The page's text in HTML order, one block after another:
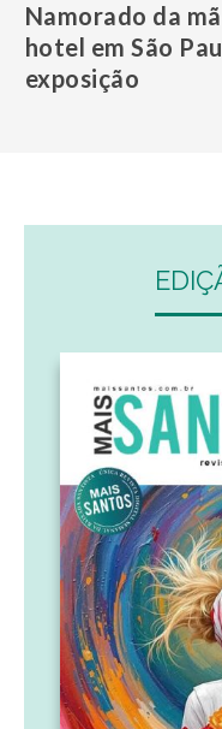
Namorado da
hotel em São
exposição